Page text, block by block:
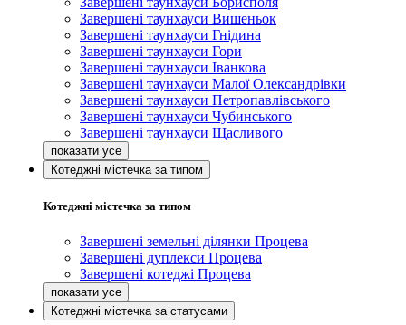
Завершені таунхауси Вишеньок
Завершені таунхауси Гнідина
Завершені таунхауси Гори
Завершені таунхауси Іванкова
Завершені таунхауси Малої Олександрівки
Завершені таунхауси Петропавлівського
Завершені таунхауси Чубинського
Завершені таунхауси Щасливого
Котеджні містечка за типом
Котеджні містечка за типом
Завершені земельні ділянки Процева
Завершені дуплекси Процева
Завершені котеджі Процева
Котеджні містечка за статусами